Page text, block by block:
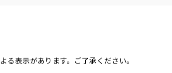
表示があります。ご了承ください。